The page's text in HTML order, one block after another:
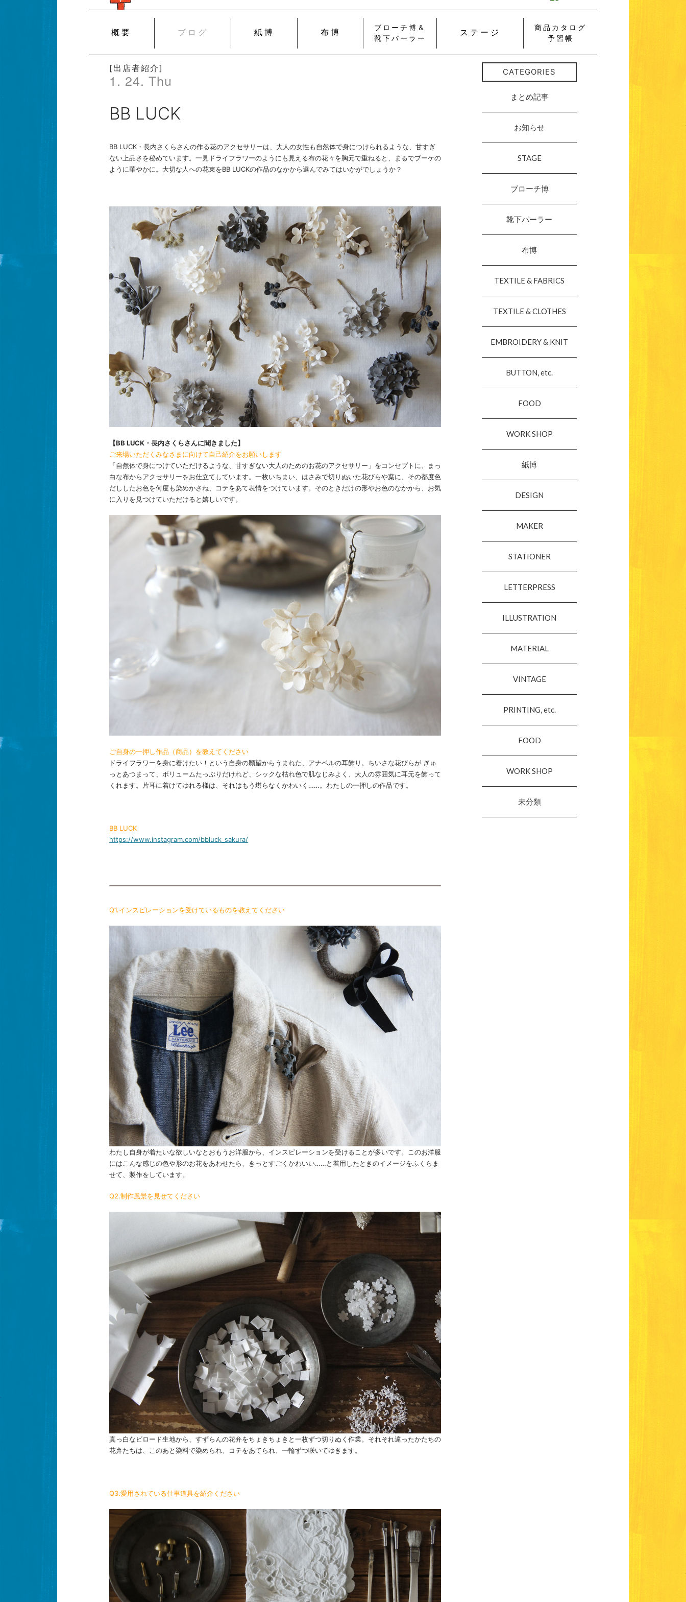
CONTENT
概要 ブログ 紙博 布博
ブローチ博＆
靴下パーラー
ステージ
商品カタログ
予習帳
[出店者紹介]
1. 24. Thu
BB LUCK
BB LUCK・長内さくらさんの作る花のアクセサリーは、大人の女性も自然体で身につけられるような、甘すぎ
ない上品さを秘めています。一見ドライフラワーのようにも見える布の花々を胸元で重ねると、まるでブーケの
ように華やかに。大切な人への花束をBB LUCKの作品のなかから選んでみてはいかがでしょうか？
【BB LUCK・長内さくらさんに聞きました】
ご来場いただくみなさまに向けて自己紹介をお願いします
「自然体で身につけていただけるような、甘すぎない大人のためのお花のアクセサリー」をコンセプトに、まっ
白な布からアクセサリーをお仕立てしています。一枚いちまい、はさみで切りぬいた花びらや葉に、その都度色
だししたお色を何度も染めかさね、コテをあて表情をつけています。そのときだけの形やお色のなかから、お気
に入りを見つけていただけると嬉しいです。
ご自身の一押し作品（商品）を教えてください
ドライフラワーを身に着けたい！という自身の願望からうまれた、アナベルの耳飾り。ちいさな花びらが ぎゅ
っとあつまって、ボリュームたっぷりだけれど、シックな枯れ色で肌なじみよく、大人の雰囲気に耳元を飾って
くれます。片耳に着けてゆれる様は、それはもう堪らなくかわいく……。わたしの一押しの作品です。
BB LUCK
https://www.instagram.com/bbluck_sakura/
Q1.インスピレーションを受けているものを教えてください
わたし自身が着たいな欲しいなとおもうお洋服から、インスピレーションを受けることが多いです。このお洋服
にはこんな感じの色や形のお花をあわせたら、きっとすごくかわいい……と着用したときのイメージをふくらま
せて、製作をしています。
Q2.制作風景を見せてください
真っ白なビロード生地から、すずらんの花弁をちょきちょきと一枚ずつ切りぬく作業。それそれ違ったかたちの
花弁たちは、このあと染料で染められ、コテをあてられ、一輪ずつ咲いてゆきます。
Q3.愛用されている仕事道具を紹介ください
CATEGORIES
まとめ記事
お知らせ
STAGE
ブローチ博
靴下パーラー
布博
TEXTILE & FABRICS
TEXTILE & CLOTHES
EMBROIDERY & KNIT
BUTTON, etc.
FOOD
WORK SHOP
紙博
DESIGN
MAKER
STATIONER
LETTERPRESS
ILLUSTRATION
MATERIAL
VINTAGE
PRINTING, etc.
FOOD
WORK SHOP
未分類